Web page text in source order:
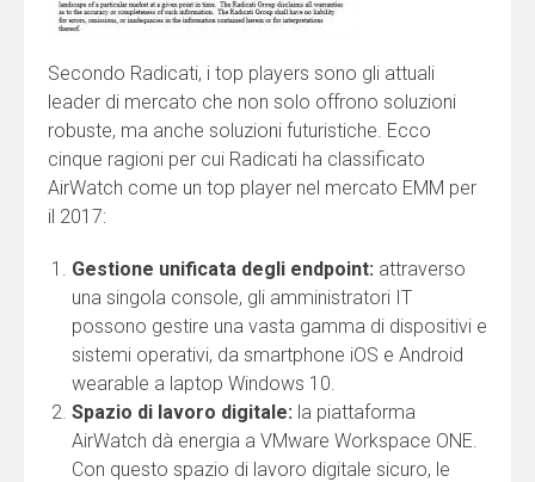
Secondo Radicati, i top players sono gli attuali
leader di mercato che non solo offrono soluzioni
robuste, ma anche soluzioni futuristiche. Ecco
cinque ragioni per cui Radicati ha classificato
AirWatch come un top player nel mercato EMM per
il 2017:
Gestione unificata degli endpoint: attraverso
una singola console, gli amministratori IT
possono gestire una vasta gamma di dispositivi e
sistemi operativi, da smartphone iOS e Android
wearable a laptop Windows 10.
Spazio di lavoro digitale: la piattaforma
AirWatch dà energia a VMware Workspace ONE.
Con questo spazio di lavoro digitale sicuro, le